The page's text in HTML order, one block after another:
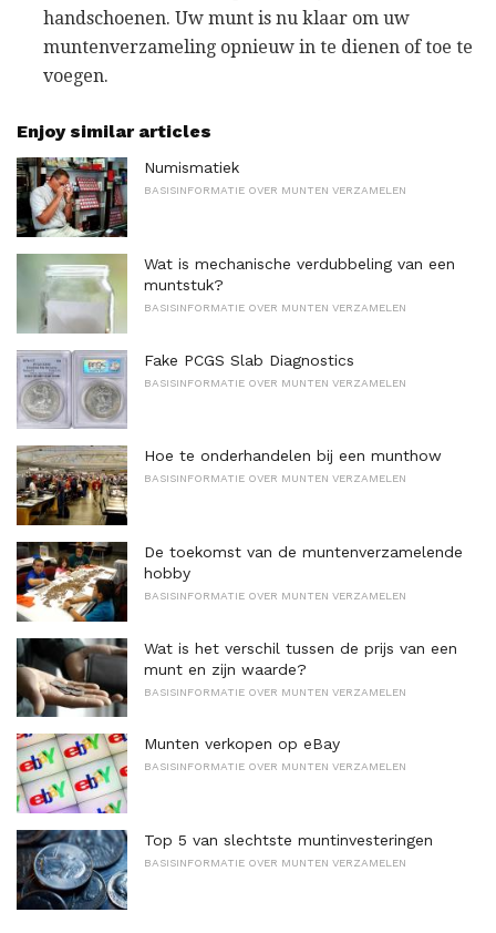
handschoenen. Uw munt is nu klaar om uw
muntenverzameling opnieuw in te dienen of toe te
voegen.
Enjoy similar articles
Numismatiek
BASISINFORMATIE OVER MUNTEN VERZAMELEN
Wat is mechanische verdubbeling van een
muntstuk?
BASISINFORMATIE OVER MUNTEN VERZAMELEN
Fake PCGS Slab Diagnostics
BASISINFORMATIE OVER MUNTEN VERZAMELEN
Hoe te onderhandelen bij een munthow
BASISINFORMATIE OVER MUNTEN VERZAMELEN
De toekomst van de muntenverzamelende
hobby
BASISINFORMATIE OVER MUNTEN VERZAMELEN
Wat is het verschil tussen de prijs van een
munt en zijn waarde?
BASISINFORMATIE OVER MUNTEN VERZAMELEN
Munten verkopen op eBay
BASISINFORMATIE OVER MUNTEN VERZAMELEN
Top 5 van slechtste muntinvesteringen
BASISINFORMATIE OVER MUNTEN VERZAMELEN